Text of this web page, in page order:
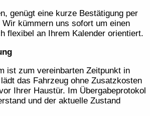
genügt eine kurze Bestätigung per
Wir kümmern uns sofort um einen
flexibel an Ihrem Kalender orientiert.
ist zum vereinbarten Zeitpunkt in
das Fahrzeug ohne Zusatzkosten
Ihrer Haustür. Im Übergabeprotokoll
und der aktuelle Zustand